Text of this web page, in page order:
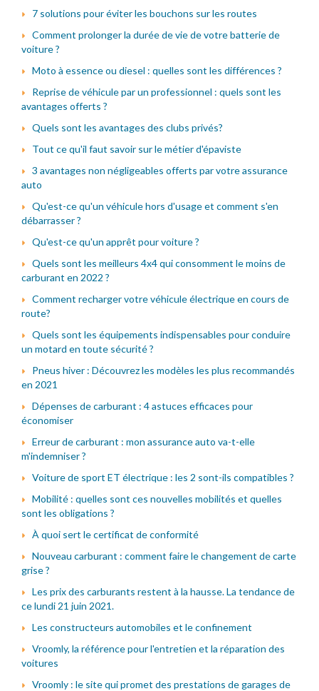
7 solutions pour éviter les bouchons sur les routes
Comment prolonger la durée de vie de votre batterie de
voiture ?
Moto à essence ou diesel : quelles sont les différences ?
Reprise de véhicule par un professionnel : quels sont les
avantages offerts ?
Quels sont les avantages des clubs privés?
Tout ce qu'il faut savoir sur le métier d'épaviste
3 avantages non négligeables offerts par votre assurance
auto
Qu'est-ce qu'un véhicule hors d'usage et comment s'en
débarrasser ?
Qu'est-ce qu'un apprêt pour voiture ?
Quels sont les meilleurs 4x4 qui consomment le moins de
carburant en 2022 ?
Comment recharger votre véhicule électrique en cours de
route?
Quels sont les équipements indispensables pour conduire
un motard en toute sécurité ?
Pneus hiver : Découvrez les modèles les plus recommandés
en 2021
Dépenses de carburant : 4 astuces efficaces pour
économiser
Erreur de carburant : mon assurance auto va-t-elle
m'indemniser ?
Voiture de sport ET électrique : les 2 sont-ils compatibles ?
Mobilité : quelles sont ces nouvelles mobilités et quelles
sont les obligations ?
À quoi sert le certificat de conformité
Nouveau carburant : comment faire le changement de carte
grise ?
Les prix des carburants restent à la hausse. La tendance de
ce lundi 21 juin 2021.
Les constructeurs automobiles et le confinement
Vroomly, la référence pour l'entretien et la réparation des
voitures
Vroomly : le site qui promet des prestations de garages de